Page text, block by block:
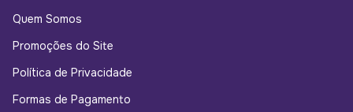
Quem Somos
Promoções do Site
Política de Privacidade
Formas de Pagamento